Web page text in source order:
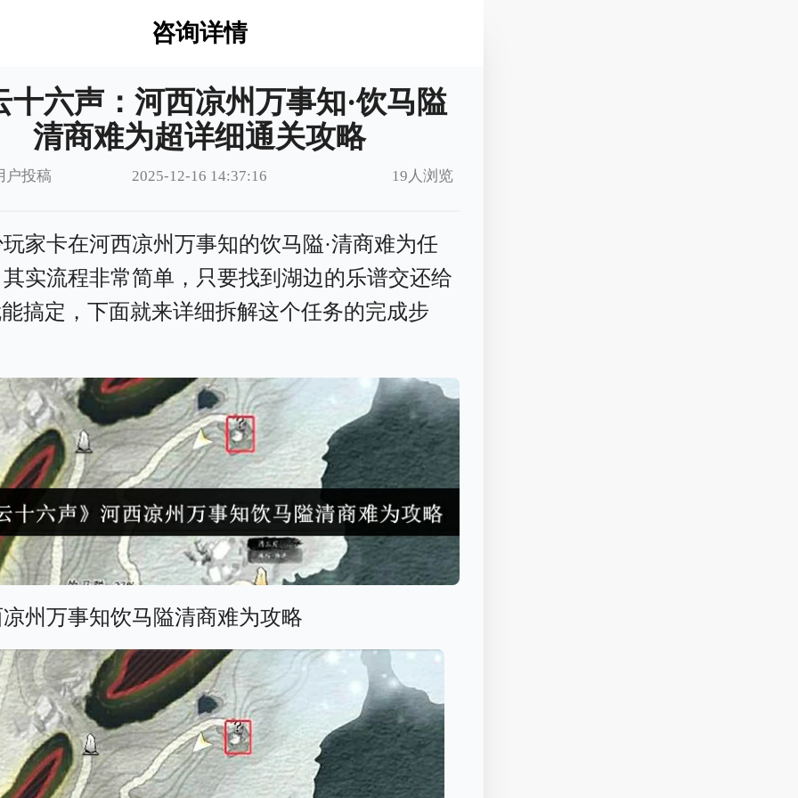
咨询详情
十六声：河西凉州万事知·饮马隘
清商难为超详细通关攻略
投稿 2025-12-16 14:37:16 19人浏览
家卡在河西凉州万事知的饮马隘·清商难为任
实流程非常简单，只要找到湖边的乐谱交还给
能搞定，下面就来详细拆解这个任务的完成步
州万事知饮马隘清商难为攻略